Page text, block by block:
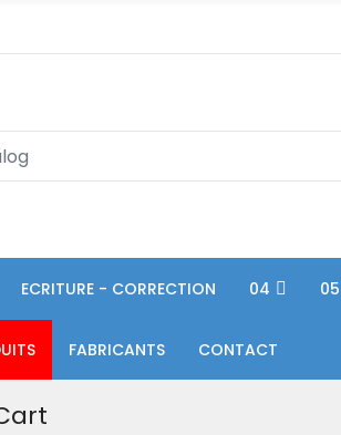
ECRITURE - CORRECTION 04 05
FABRICANTS CONTACT